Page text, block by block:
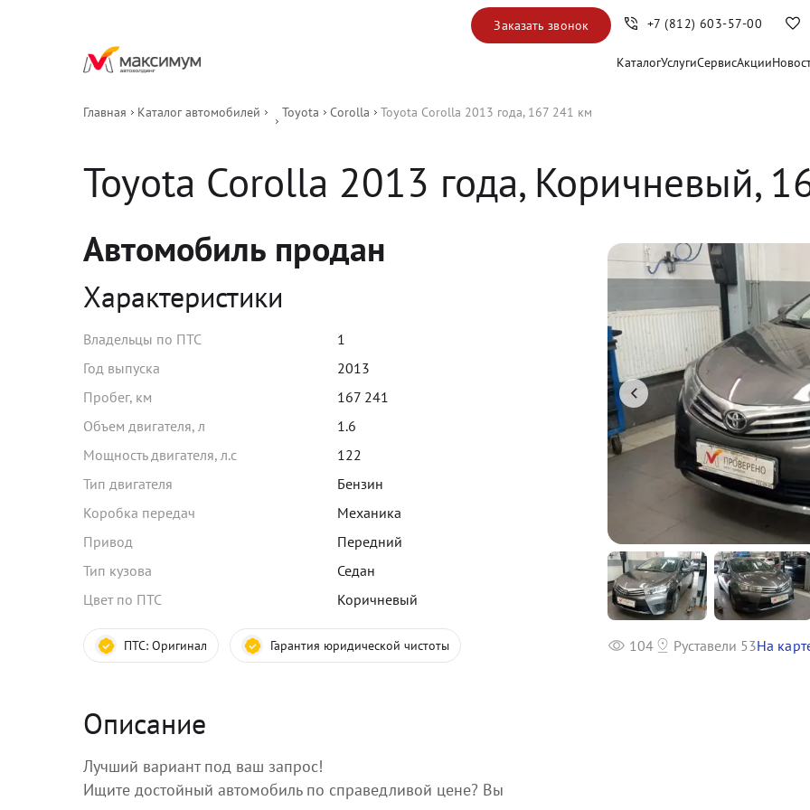
КаталогУслугиСервисАкции
Заказать звонок +7 (812) 603-57-00
Главная Каталог автомобилей Toyota Corolla Toyota Corolla 2013 года, 167 241 км
Toyota Corolla 2013 года, Коричневый,
Автомобиль продан
Характеристики
Владельцы по ПТС
1
Год выпуска
2013
Пробег, км
167 241
Объем двигателя, л
1.6
Мощность двигателя, л.с
122
Тип двигателя
Бензин
Коробка передач
Механика
Привод
Передний
Тип кузова
Седан
Цвет по ПТС
Коричневый
ПТС: Оригинал Гарантия юридической чистоты
Описание
Лучший вариант под ваш запрос!
Ищите достойный автомобиль по справедливой цене? Вы
104 Руставели 53На